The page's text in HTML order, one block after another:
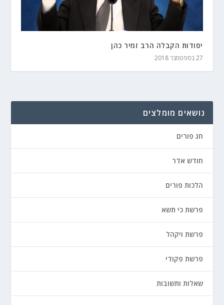
יסודות הקבלה הרב זמיר כהן
27 בספטמבר 2018
נושאים מומלצים
חג פורים
חודש אדר
הלכות פורים
פרשת כי תשא
פרשת ויקהל
פרשת פקודי
שאלות ותשובות